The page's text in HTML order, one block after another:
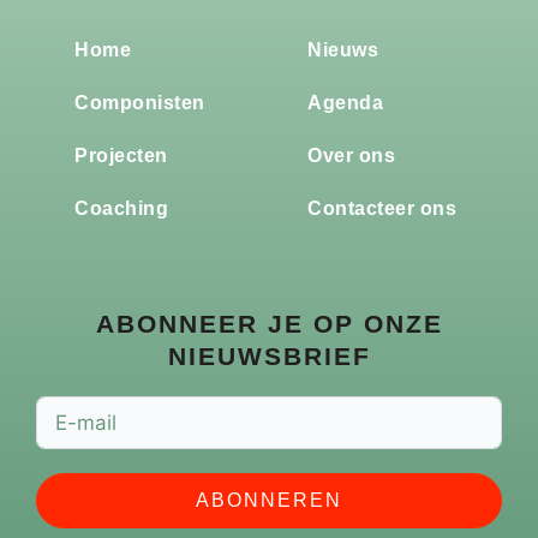
Home
Componisten
Projecten
Coaching
Nieuws
Agenda
Over ons
Contacteer ons
ABONNEER JE OP ONZE
NIEUWSBRIEF
ABONNEREN